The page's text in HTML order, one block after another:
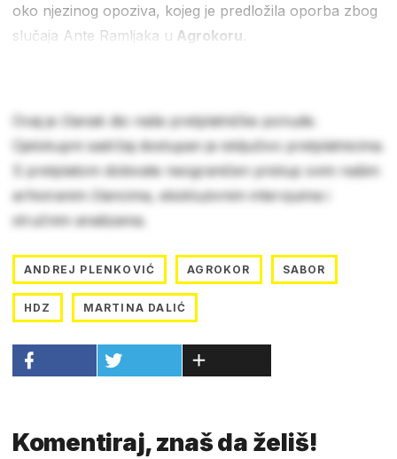
oko njezinog opoziva, kojeg je predložila oporba zbog
slučaja Ante Ramljaka u Agrokoru
Ovaj je članak dio naše pretplatničke ponude.
Cjelokupni sadržaj dostupan je isključivo pretplatnicima.
S pretplatom dobivate neograničen pristup svim našim
arhiviranim člancima, ekskluzivnim intervjuima i
stručnim analizama.
ANDREJ PLENKOVIĆ AGROKOR SABOR
HDZ MARTINA DALIĆ
Komentiraj, znaš da želiš!